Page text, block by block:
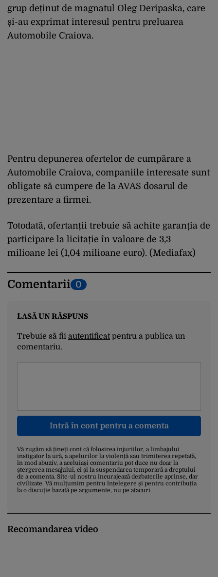
grup deținut de magnatul Oleg Deripaska, care
și-au exprimat interesul pentru preluarea
Automobile Craiova.
Pentru depunerea ofertelor de cumpărare a
Automobile Craiova, companiile interesate sunt
obligate să cumpere de la AVAS dosarul de
prezentare a firmei.
Totodată, ofertanții trebuie să achite garanția de
participare la licitație în valoare de 3,3
milioane lei (1,04 milioane euro). (Mediafax)
Comentarii 0
LASĂ UN RĂSPUNS
Trebuie să fii autentificatpentru a publica un
comentariu.
Intră în cont pentru a comenta
Vă rugăm să țineți cont că folosirea injuriilor, a limbajului
instigator la ură, a apelurilor la violență sau trimiterea repetată,
în mod abuziv, a aceluiași comentariu pot duce nu doar la
ștergerea mesajului, ci și la suspendarea temporară a dreptului
de a comenta. Site-ul nostru încurajează dezbaterile aprinse, dar
civilizate. Vă mulțumim pentru înțelegere și pentru contribuția
la o discuție bazată pe argumente, nu pe atacuri.
Recomandarea video